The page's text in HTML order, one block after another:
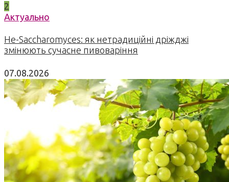
2
Актуально
Не-Saccharomyces: як нетрадиційні дріжджі
змінюють сучасне пивоваріння
07.08.2026